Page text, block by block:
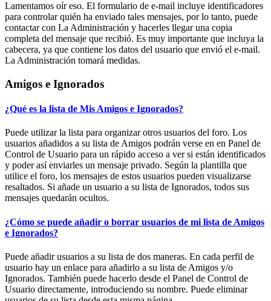
Lamentamos oír eso. El formulario de e-mail incluye identificadores
para controlar quién ha enviado tales mensajes, por lo tanto, puede
contactar con La Administración y hacerles llegar una copia
completa del mensaje que recibió. Es muy importante que incluya la
cabecera, ya que contiene los datos del usuario que envió el e-mail.
La Administración tomará medidas.
Amigos e Ignorados
¿Qué es la lista de Mis Amigos e Ignorados?
Puede utilizar la lista para organizar otros usuarios del foro. Los
usuarios añadidos a su lista de Amigos podrán verse en en Panel de
Control de Usuario para un rápido acceso a ver si están identificados
y poder así enviarles un mensaje privado. Según la plantilla que
utilice el foro, los mensajes de estos usuarios pueden visualizarse
resaltados. Si añade un usuario a su lista de Ignorados, todos sus
mensajes quedarán ocultos.
¿Cómo se puede añadir o borrar usuarios de mi lista de Amigos
e Ignorados?
Puede añadir usuarios a su lista de dos maneras. En cada perfil de
usuario hay un enlace para añadirlo a su lista de Amigos y/o
Ignorados. También puede hacerlo desde el Panel de Control de
Usuario directamente, introduciendo su nombre. Puede eliminar